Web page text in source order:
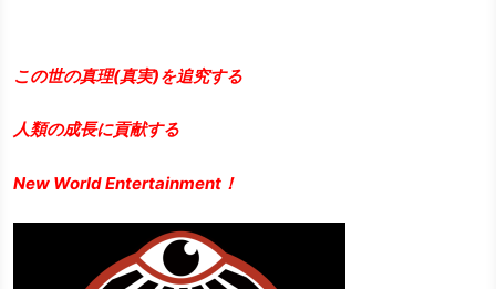
この世の真理(真実)を追究する
人類の成長に貢献する
New World Entertainment！